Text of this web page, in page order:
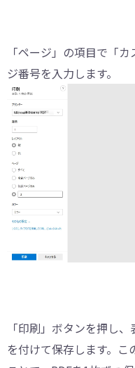
「ページ」の項目で「
ジ番号を入力します。
「印刷」ボタンを押し
を付けて保存します。